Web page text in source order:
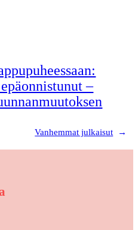
–
Vanhemmat julkaisut →